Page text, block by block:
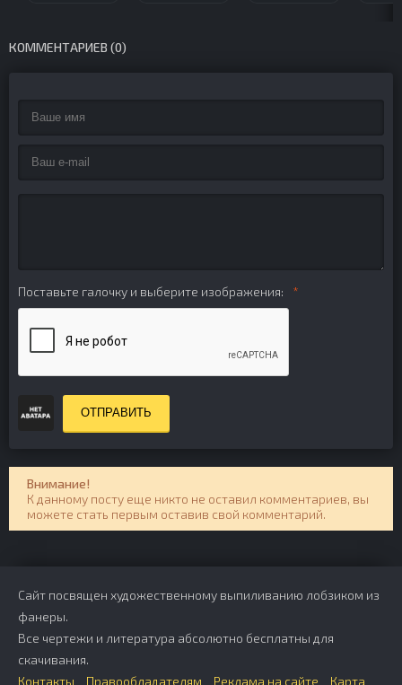
КОММЕНТАРИЕВ (0)
Поставьте галочку и выберите изображения:
ОТПРАВИТЬ
Внимание!
К данному посту еще никто не оставил комментариев, вы
можете стать первым оставив свой комментарий.
Сайт посвящен художественному выпиливанию лобзиком из
фанеры.
Все чертежи и литература абсолютно бесплатны для
скачивания.
Контакты
Правообладателям Реклама на сайте Карта